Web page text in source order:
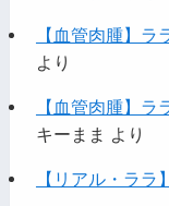
【血管肉腫】ラ
より
【血管肉腫】ラ
キーまま
より
【リアル・ララ